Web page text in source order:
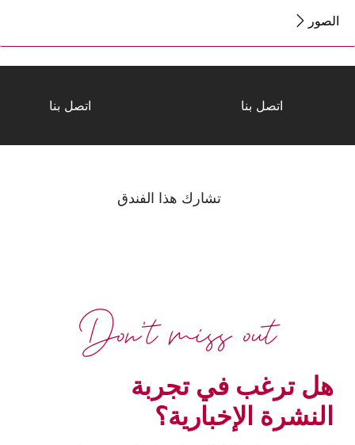
الصور
اتصل بنا اتصل بنا
تشارك هذا الفندق
هل ترغب في تجربة
النشرة الإخبارية؟
Don't miss out